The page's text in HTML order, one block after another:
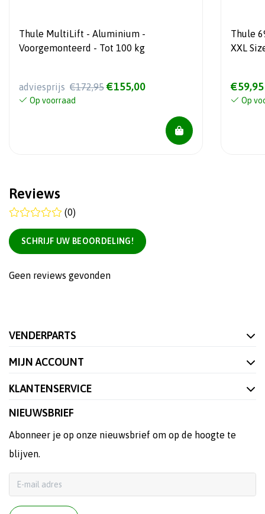
Thule MultiLift - Aluminium -
Voorgemonteerd - Tot 100 kg
adviesprijs €172,95 €155,00
Op voorraad
Thule
XXL
€59,95
Op
Reviews
(0)
SCHRIJF UW BEOORDELING!
Geen reviews gevonden
VENDERPARTS
MIJN ACCOUNT
KLANTENSERVICE
NIEUWSBRIEF
Abonneer je op onze nieuwsbrief om op de hoogte te
blijven.